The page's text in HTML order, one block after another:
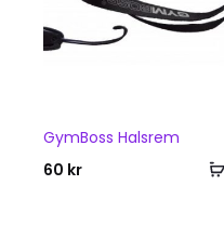
GymBoss Halsrem
60 kr